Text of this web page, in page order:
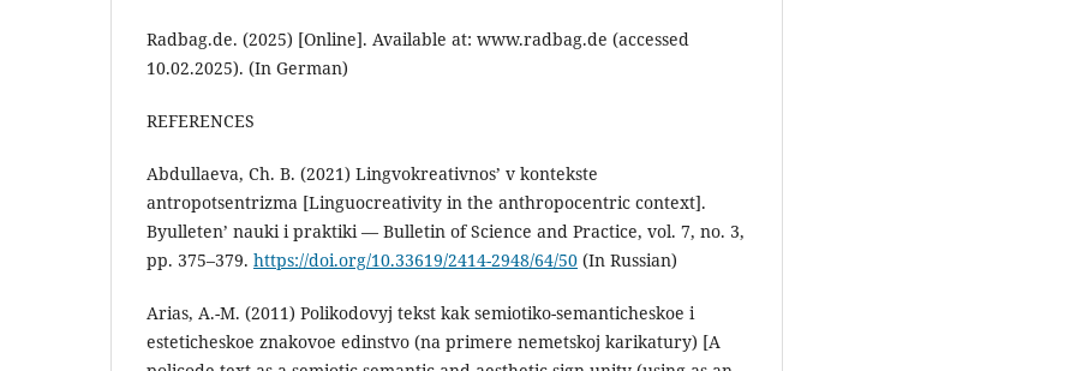
Radbag.de. (2025) [Online]. Available at: www.radbag.de (accessed
10.02.2025). (In German)
REFERENCES
Abdullaeva, Ch. B. (2021) Lingvokreativnos’ v kontekste
antropotsentrizma [Linguocreativity in the anthropocentric context].
Byulleten’ nauki i praktiki — Bulletin of Science and Practice, vol. 7, no. 3,
pp. 375–379. https://doi.org/10.33619/2414-2948/64/50 (In Russian)
Arias, A.-M. (2011) Polikodovyj tekst kak semiotiko-semanticheskoe i
esteticheskoe znakovoe edinstvo (na primere nemetskoj karikatury) [A